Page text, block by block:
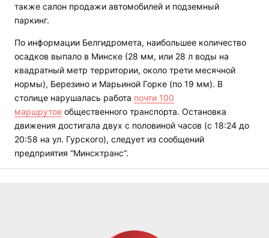
также салон продажи автомобилей и подземный
паркинг.
По информации Белгидромета, наибольшее количество
осадков выпало в Минске (28 мм, или 28 л воды на
квадратный метр территории, около трети месячной
нормы), Березино и Марьиной Горке (по 19 мм). В
столице нарушалась работа почти 100
маршрутов общественного транспорта. Остановка
движения достигала двух с половиной часов (с 18:24 до
20:58 на ул. Гурского), следует из сообщений
предприятия “Минсктранс“.